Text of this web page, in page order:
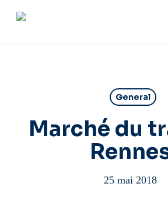
General
Marché du
25 mai 2018